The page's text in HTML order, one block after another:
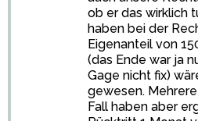
ob er das wirklich
haben bei der
Eigenanteil von
(das Ende war ja
Gage nicht fix)
gewesen.
Fall haben aber